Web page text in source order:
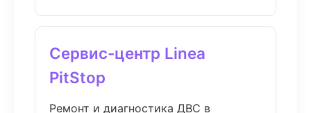
Сервис-центр Linea
PitStop
Ремонт и диагностика ДВС в